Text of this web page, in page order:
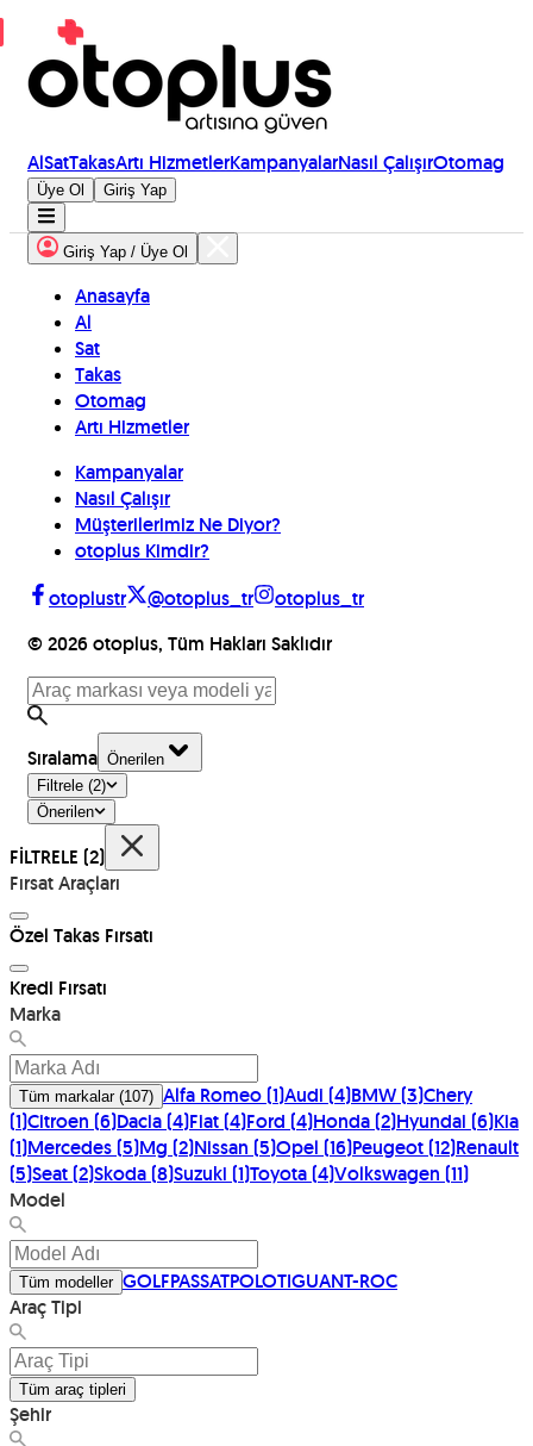
AlSatTakasArtı HizmetlerKampanyalarNasıl ÇalışırOtomag
Üye Ol Giriş Yap
Giriş Yap / Üye Ol
Anasayfa
Al
Sat
Takas
Otomag
Artı Hizmetler
Kampanyalar
Nasıl Çalışır
Müşterilerimiz Ne Diyor?
otoplus Kimdir?
otoplustr
@otoplus_tr
otoplus_tr
© 2026 otoplus, Tüm Hakları Saklıdır
Sıralama Önerilen
Filtrele (2)
Önerilen
FİLTRELE (2)
Fırsat Araçları
Özel Takas Fırsatı
Kredi Fırsatı
Marka
Tüm markalar(107) Alfa Romeo(1)Audi (4)BMW(3)Chery
(1)Citroen (6)Dacia(4)Fiat(4)Ford (4)Honda(2)Hyundai (6)Kia
(1)Mercedes(5)Mg (2)Nissan (5)Opel (16)Peugeot(12)Renault
(5)Seat(2)Skoda(8)Suzuki (1)Toyota(4)Volkswagen (11)
Model
Tüm modeller GOLFPASSATPOLOTIGUANT-ROC
Araç Tipi
Tüm araç tipleri
Şehir